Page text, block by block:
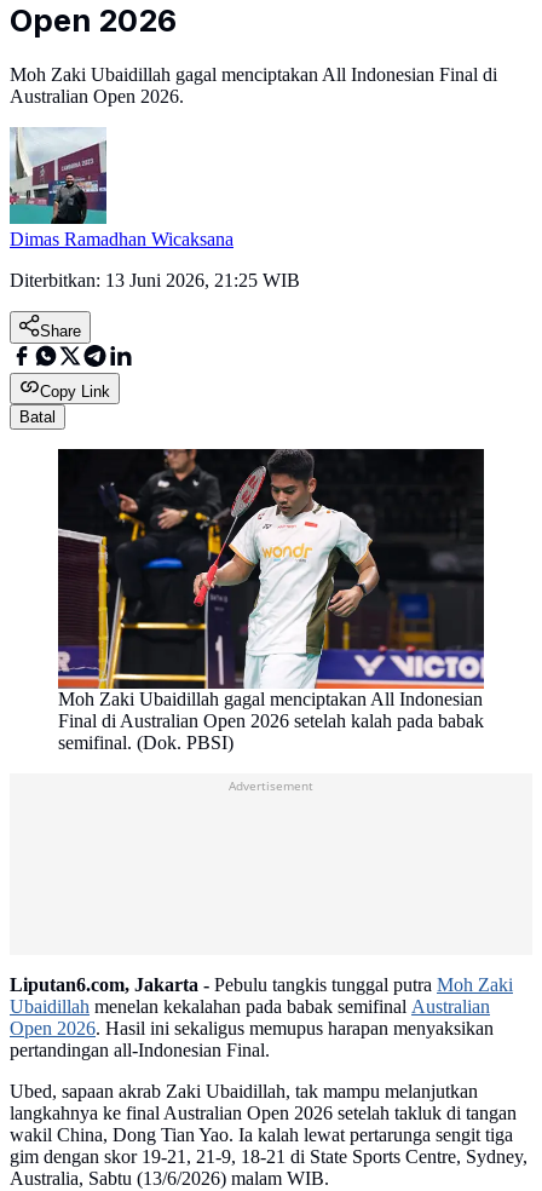
Open 2026
Moh Zaki Ubaidillah gagal menciptakan All Indonesian Final di
Australian Open 2026.
Dimas Ramadhan Wicaksana
Diterbitkan: 13 Juni 2026, 21:25 WIB
Share
Copy Link
Batal
Moh Zaki Ubaidillah gagal menciptakan All Indonesian
Final di Australian Open 2026 setelah kalah pada babak
semifinal. (Dok. PBSI)
Advertisement
Liputan6.com, Jakarta - Pebulu tangkis tunggal putra Moh Zaki
Ubaidillah menelan kekalahan pada babak semifinal Australian
Open 2026. Hasil ini sekaligus memupus harapan menyaksikan
pertandingan all-Indonesian Final.
Ubed, sapaan akrab Zaki Ubaidillah, tak mampu melanjutkan
langkahnya ke final Australian Open 2026 setelah takluk di tangan
wakil China, Dong Tian Yao. Ia kalah lewat pertarunga sengit tiga
gim dengan skor 19-21, 21-9, 18-21 di State Sports Centre, Sydney,
Australia, Sabtu (13/6/2026) malam WIB.